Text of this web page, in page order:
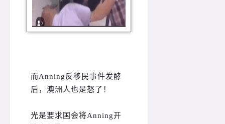
而Anning反移民事件发酵
后，澳洲人也是怒了！
光是要求国会将Anning开